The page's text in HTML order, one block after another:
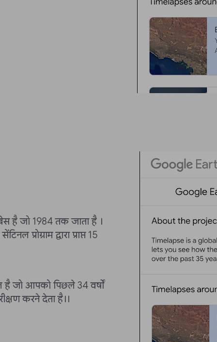
है जो 1984 तक जाता है ।
प्रोग्राम द्वारा प्राप्त 15
जो आपको पिछले 34 वर्षों
करने देता है।।